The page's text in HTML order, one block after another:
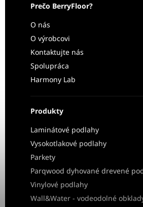
Prečo BerryFloor?
O nás
O výrobcovi
Kontaktujte nás
Spolupráca
Harmony Lab
Produkty
Laminátové podlahy
Vysokotlakové podlahy
Parkety
Parqwood dyhované drevené
Vinylové podlahy
Wall&Water - vodeodolné